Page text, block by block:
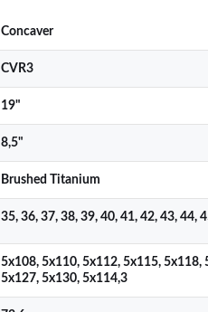
Concaver
CVR3
19"
8,5"
Brushed Titanium
35, 36, 37, 38, 39, 40, 41, 42, 43, 44,
5x108, 5x110, 5x112, 5x115, 5x118,
5x127, 5x130, 5x114,3